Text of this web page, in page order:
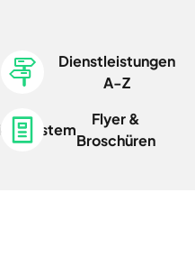
Dienstleistungen
A-Z
Flyer &
Broschüren